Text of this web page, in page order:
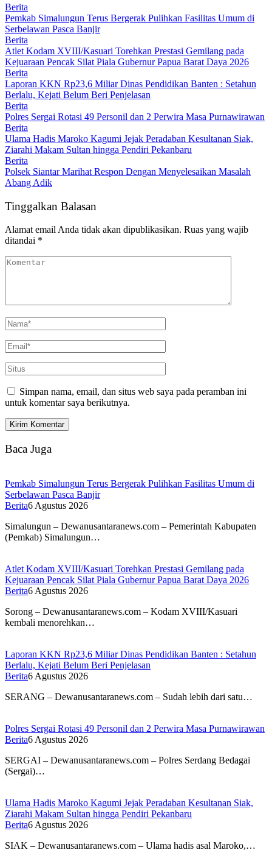
Berita
Pemkab Simalungun Terus Bergerak Pulihkan Fasilitas Umum di
Serbelawan Pasca Banjir
Berita
Atlet Kodam XVIII/Kasuari Torehkan Prestasi Gemilang pada
Kejuaraan Pencak Silat Piala Gubernur Papua Barat Daya 2026
Berita
Laporan KKN Rp23,6 Miliar Dinas Pendidikan Banten : Setahun
Berlalu, Kejati Belum Beri Penjelasan
Berita
Polres Sergai Rotasi 49 Personil dan 2 Perwira Masa Purnawirawan
Berita
Ulama Hadis Maroko Kagumi Jejak Peradaban Kesultanan Siak,
Ziarahi Makam Sultan hingga Pendiri Pekanbaru
Berita
Polsek Siantar Marihat Respon Dengan Menyelesaikan Masalah
Abang Adik
Tinggalkan Balasan
Alamat email Anda tidak akan dipublikasikan. Ruas yang wajib
ditandai *
Simpan nama, email, dan situs web saya pada peramban ini
untuk komentar saya berikutnya.
Baca Juga
Pemkab Simalungun Terus Bergerak Pulihkan Fasilitas Umum di
Serbelawan Pasca Banjir
Berita6 Agustus 2026
Simalungun – Dewanusantaranews.com – Pemerintah Kabupaten
(Pemkab) Simalungun…
Atlet Kodam XVIII/Kasuari Torehkan Prestasi Gemilang pada
Kejuaraan Pencak Silat Piala Gubernur Papua Barat Daya 2026
Berita6 Agustus 2026
Sorong – Dewanusantaranews.com – Kodam XVIII/Kasuari
kembali menorehkan…
Laporan KKN Rp23,6 Miliar Dinas Pendidikan Banten : Setahun
Berlalu, Kejati Belum Beri Penjelasan
Berita6 Agustus 2026
SERANG – Dewanusantaranews.com – Sudah lebih dari satu…
Polres Sergai Rotasi 49 Personil dan 2 Perwira Masa Purnawirawan
Berita6 Agustus 2026
SERGAI – Dewanusantaranews.com – Polres Serdang Bedagai
(Sergai)…
Ulama Hadis Maroko Kagumi Jejak Peradaban Kesultanan Siak,
Ziarahi Makam Sultan hingga Pendiri Pekanbaru
Berita6 Agustus 2026
SIAK – Dewanusantaranews.com – Ulama hadis asal Maroko,…